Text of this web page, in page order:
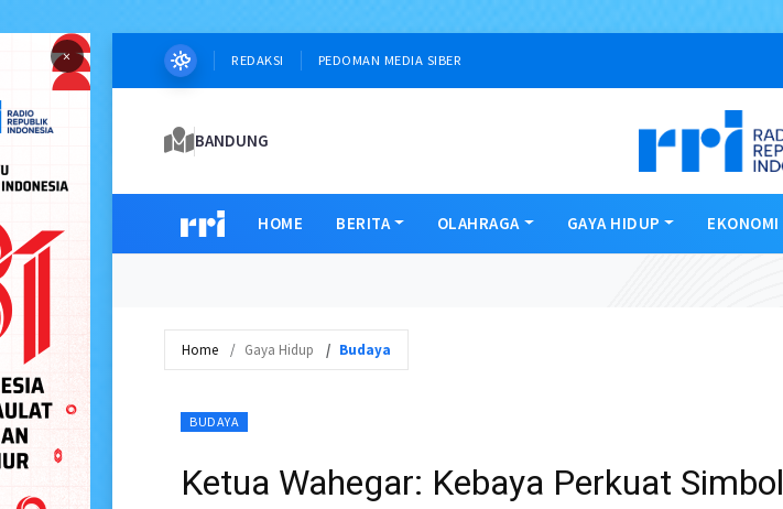
× REDAKSI PEDOMAN MEDIA SIBER
BANDUNG
HOME BERITA OLAHRAGA GAYA HIDUP EKONOMI
Home Gaya Hidup Budaya
BUDAYA
Ketua Wahegar: Kebaya Perkuat Simbol